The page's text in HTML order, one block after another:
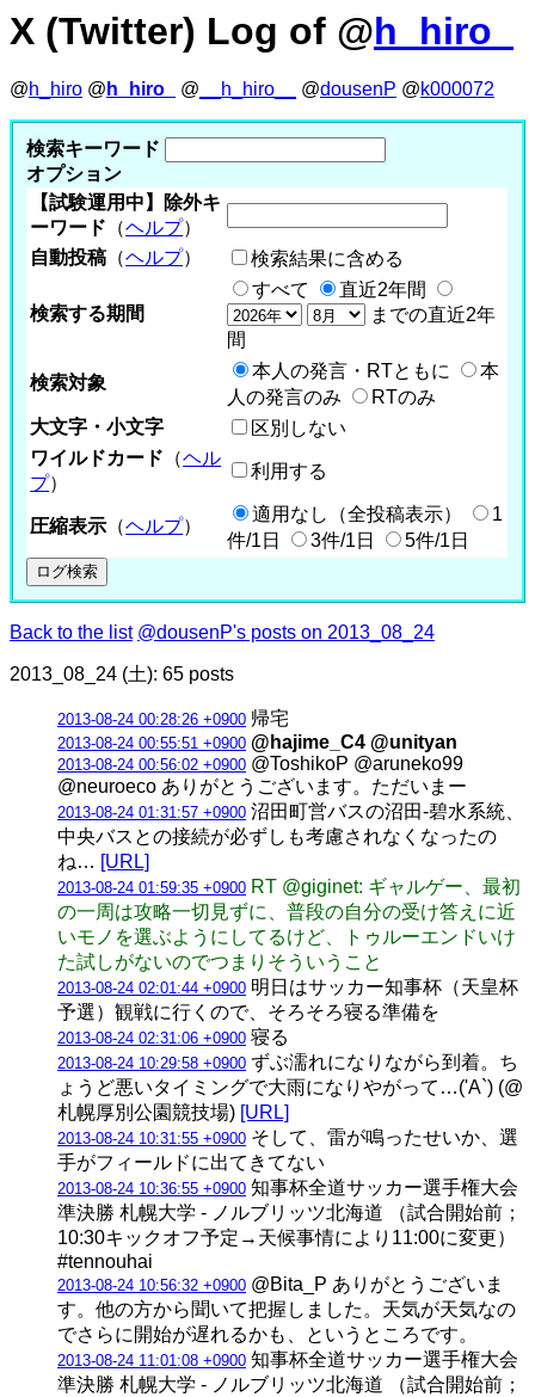
X (Twitter) Log of @h_hiro_
@h_hiro @ h_hiro_ @ __h_hiro__ @dousenP @k000072
検索キーワード
オプション
【試験運用中】除外キ
ーワード （ヘルプ）
自動投稿 （ヘルプ） 検索結果に含める
検索する期間
すべて
直近2年間
までの直近2年
間
検索対象
本人の発言・RTともに
本
人の発言のみ
RTのみ
大文字・小文字
区別しない
ワイルドカード （ヘル
プ）
利用する
圧縮表示 （ヘルプ）
適用なし（全投稿表示）
1
件/1日
3件/1日 5件/1日
Back to the list @dousenP's posts on 2013_08_24
2013_08_24 (土): 65 posts
2013-08-24 00:28:26 +0900 帰宅
2013-08-24 00:55:51 +0900 @hajime_C4 @unityan
2013-08-24 00:56:02 +0900 @ToshikoP @aruneko99
@neuroeco ありがとうございます。ただいまー
2013-08-24 01:31:57 +0900 沼田町営バスの沼田-碧水系統、
中央バスとの接続が必ずしも考慮されなくなったの
ね… [URL]
2013-08-24 01:59:35 +0900 RT @giginet: ギャルゲー、最初
の一周は攻略一切見ずに、普段の自分の受け答えに近
いモノを選ぶようにしてるけど、トゥルーエンドいけ
た試しがないのでつまりそういうこと
2013-08-24 02:01:44 +0900 明日はサッカー知事杯（天皇杯
予選）観戦に行くので、そろそろ寝る準備を
2013-08-24 02:31:06 +0900 寝る
2013-08-24 10:29:58 +0900 ずぶ濡れになりながら到着。ち
ょうど悪いタイミングで大雨になりやがって…('A`) (@
札幌厚別公園競技場) [URL]
2013-08-24 10:31:55 +0900 そして、雷が鳴ったせいか、選
手がフィールドに出てきてない
2013-08-24 10:36:55 +0900 知事杯全道サッカー選手権大会
準決勝 札幌大学 - ノルブリッツ北海道 （試合開始前；
10:30キックオフ予定→天候事情により11:00に変更）
#tennouhai
2013-08-24 10:56:32 +0900 @Bita_P ありがとうございま
す。他の方から聞いて把握しました。天気が天気なの
でさらに開始が遅れるかも、というところです。
2013-08-24 11:01:08 +0900 知事杯全道サッカー選手権大会
準決勝 札幌大学 - ノルブリッツ北海道 （試合開始前；